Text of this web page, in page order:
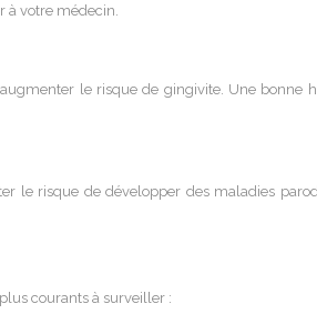
à votre médecin.
le risque de gingivite. Une bonne
le risque de développer des maladies
courants à surveiller :